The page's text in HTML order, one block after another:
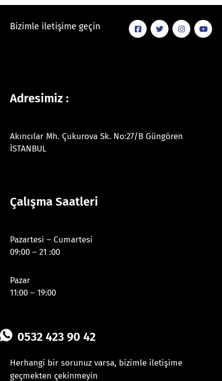
Bizimle iletişime geçin
Adresimiz :
Akıncılar Mh. Çukurova Sk. No:27/B Güngören
İSTANBUL
Çalışma Saatleri
Pazartesi – Cumartesi
09:00 – 21 :00
Pazar
11:00 – 19:00
0532 423 90 42
Herhangi bir sorunuz varsa, bizimle iletişime
geçmekten çekinmeyin